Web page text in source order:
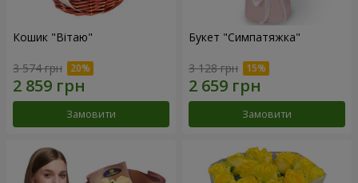
Кошик "Вітаю"
3 574 грн
Замовити
Букет "Симпатяжка"
3 128 грн
Замовити